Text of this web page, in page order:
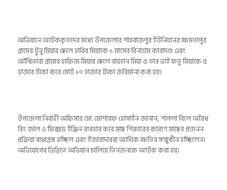
অভিযানে আটককৃতদের মধ্যে উপজেলার শাহবাজপুর ইউনিয়নের ক্ষমতাপুর
গ্রামের টুনু মিয়ার ছেলে হাবিব মিয়াকে ১ মাসের বিনাশ্রম কারাদণ্ড এবং
আঁখিতারা গ্রামের হাফিজ মিয়ার ছেলে রায়হান মিয়া ও তার ভাই ফতু মিয়াকে ৫
হাজার টাকা করে মোট ১০ হাজার টাকা জরিমানা করা হয়।
উপজেলা নির্বাহী অফিসার মো. মোশারফ হোসাইন জানান, শাপলা বিলে অবৈধ
রিং জাল ও ফিক্সড ইঞ্জিন ব্যবহার করে মাছ শিকারের কারণে মাছের প্রজনন
প্রক্রিয়া বাধাগ্রস্ত হচ্ছিল এবং ইজারাদাররা আর্থিক ক্ষতির সম্মুখীন হচ্ছিলেন।
অভিযোগের ভিত্তিতে অভিযান চালিয়ে তিনজনকে আটক করা হয়।